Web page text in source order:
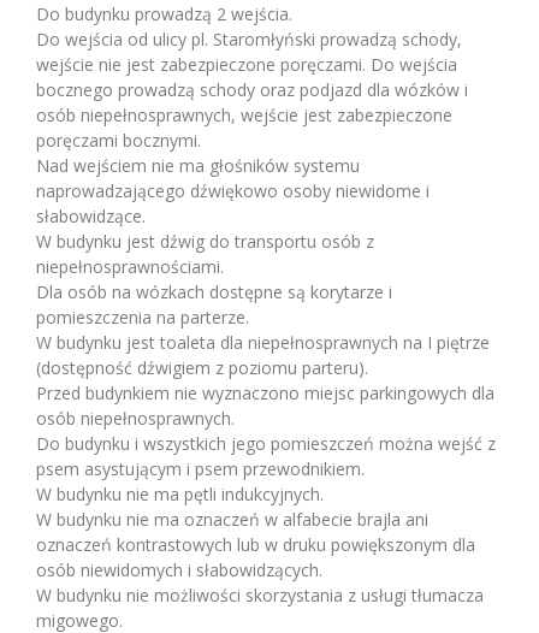
Do budynku prowadzą 2 wejścia.
Do wejścia od ulicy pl. Staromłyński prowadzą schody,
wejście nie jest zabezpieczone poręczami. Do wejścia
bocznego prowadzą schody oraz podjazd dla wózków i
osób niepełnosprawnych, wejście jest zabezpieczone
poręczami bocznymi.
Nad wejściem nie ma głośników systemu
naprowadzającego dźwiękowo osoby niewidome i
słabowidzące.
W budynku jest dźwig do transportu osób z
niepełnosprawnościami.
Dla osób na wózkach dostępne są korytarze i
pomieszczenia na parterze.
W budynku jest toaleta dla niepełnosprawnych na I piętrze
(dostępność dźwigiem z poziomu parteru).
Przed budynkiem nie wyznaczono miejsc parkingowych dla
osób niepełnosprawnych.
Do budynku i wszystkich jego pomieszczeń można wejść z
psem asystującym i psem przewodnikiem.
W budynku nie ma pętli indukcyjnych.
W budynku nie ma oznaczeń w alfabecie brajla ani
oznaczeń kontrastowych lub w druku powiększonym dla
osób niewidomych i słabowidzących.
W budynku nie możliwości skorzystania z usługi tłumacza
migowego.